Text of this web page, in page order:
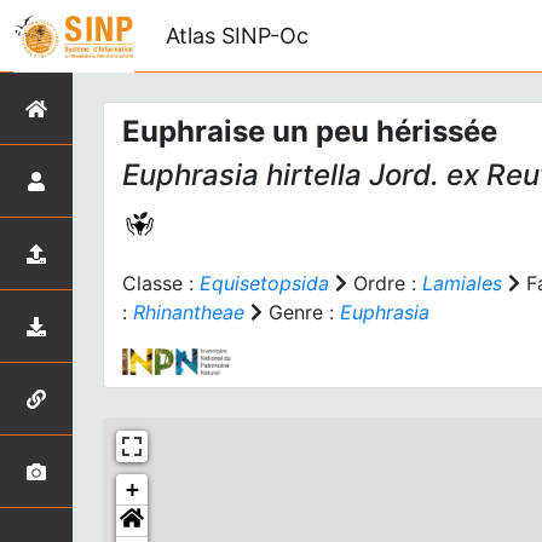
Atlas SINP-Oc
Euphraise un peu hérissée
Euphrasia hirtella Jord. ex
Classe : Equisetopsida Ordre : Lamiales
: Rhinantheae Genre : Euphrasia
+